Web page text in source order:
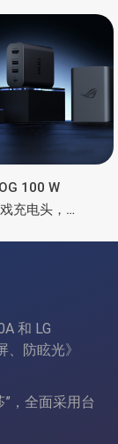
100 W
充电头，
和 LG
、防眩光》
，全面采用台